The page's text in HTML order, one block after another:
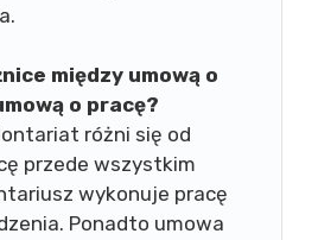
między umową o
o pracę?
różni się od
przede wszystkim
wykonuje pracę
Ponadto umowa